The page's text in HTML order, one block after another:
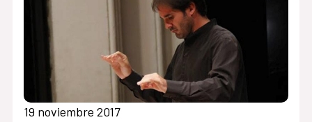
19 noviembre 2017